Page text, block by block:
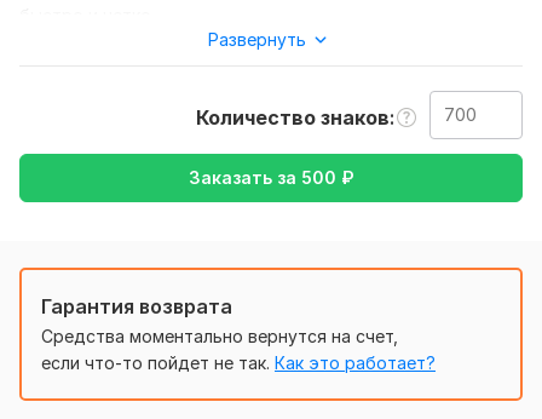
Соответствие качества и цены.
Чтобы выполнить ваш заказ, мне потребуется от вас
текст ( желательно в формате документа ), а так же
желаемый перевод ( с русского на английский или
наоборот )
искусство,Медицина и здоровье,Образование и наука
Язык перевода:
с Английского на Русский
с Русского на Английский
Развернуть
Количество знаков
Заказать за 500 ₽
Гарантия возврата
Средства моментально вернутся на счет,
если что-то пойдет не так. Как это работает?